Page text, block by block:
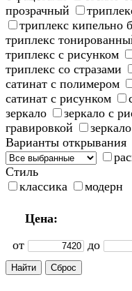
прозрачный
триплекс кипельно
триплекс
триплекс с рисунком
триплекс со стразами
сатинат с полимером
сатинат с рисунком
зеркало
зеркало с
гравировкой
Варианты открывания
Стиль
классика
модерн
Цена:
от
до